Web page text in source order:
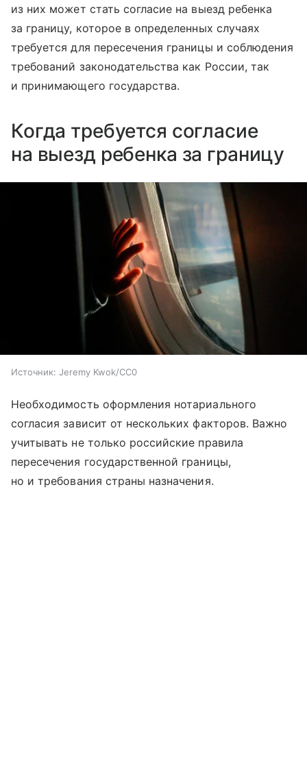
из них может стать согласие на выезд ребенка
за границу, которое в определенных случаях
требуется для пересечения границы и соблюдения
требований законодательства как России, так
и принимающего государства.
Когда требуется согласие
на выезд ребенка за границу
Источник: Jeremy Kwok/CC0
Необходимость оформления нотариального
согласия зависит от нескольких факторов. Важно
учитывать не только российские правила
пересечения государственной границы,
но и требования страны назначения.